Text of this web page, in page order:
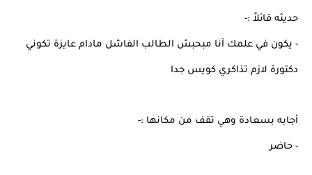
حديثه قائلاً :-
- يكون في علمك آنا مبحبش الطالب الفاشل مادام عايزة تكوني
دكتورة لازم تذاكري كويس جدا
أجابه بسعادة وهي تقف من مكانها :-
- حاضر